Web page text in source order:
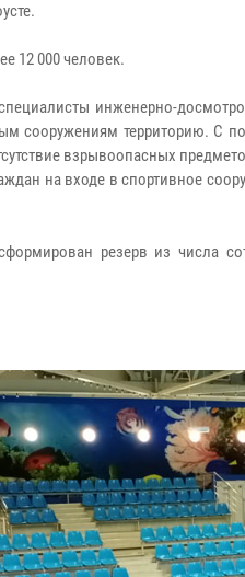
12 000 человек.
инженерно-
сооружениям территорию. С
взрывоопасных
на входе в спортивное
резерв из числа